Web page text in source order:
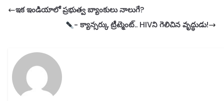
ఇక ఇండియాలో ప్రభుత్వ బ్యాంకులు నాలుగే?
- క్యాన్సర్కు ట్రీట్మెంట్.. HIVని గెలిచిన వృద్ధుడు!